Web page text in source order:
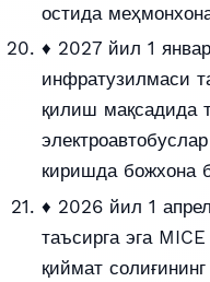
остида
♦ 2027 йил 1
инфратузилмаси
қилиш мақсадида
киришда божхона
♦ 2026 йил 1
таъсирга эга
қиймат